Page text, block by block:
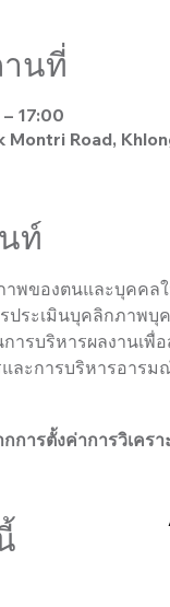
านที่
17:00
Montri Road,
ท์
พของตนและบุคคล
ประเมินบุคลิกภาพบุ
ารบริหารผลงานเพื่
ละการบริหารอารม
การตั้งค่าการวิเคร